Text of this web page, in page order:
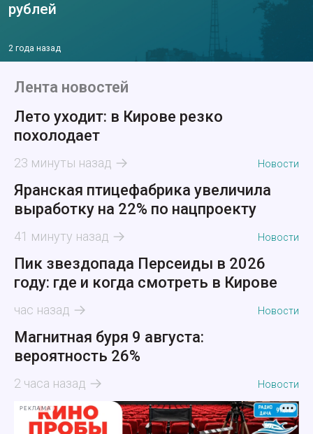
рублей
2 года назад
Лента новостей
Лето уходит: в Кирове резко
похолодает
23 минуты назад Новости
Яранская птицефабрика увеличила
выработку на 22% по нацпроекту
41 минуту назад Новости
Пик звездопада Персеиды в 2026
году: где и когда смотреть в Кирове
час назад Новости
Магнитная буря 9 августа:
вероятность 26%
2 часа назад Новости
РЕКЛАМА